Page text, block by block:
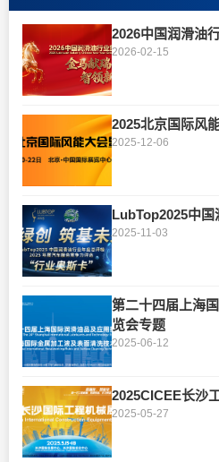
2026中国润滑油
2026-02-15
2025北京国际风
2025-12-06
LubTop2025中
2025-11-03
第二十四届上海
览会专题
2025-06-12
2025CICEE长沙
2025-05-27